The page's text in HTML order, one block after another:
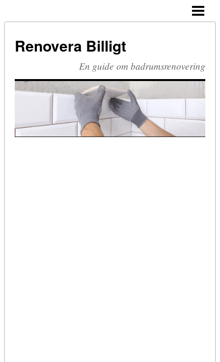
TA BORT SILIKON
RIVA KAKEL
Renovera Billigt
En guide om badrumsrenovering